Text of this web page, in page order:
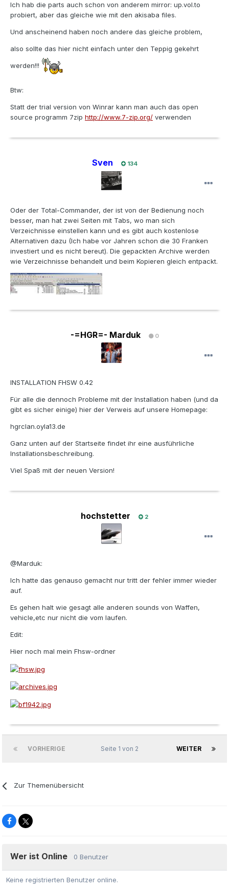
Ich hab die parts auch schon von anderem mirror: up.vol.to
probiert, aber das gleiche wie mit den akisaba files.
Und anscheinend haben noch andere das gleiche problem,
also sollte das hier nicht einfach unter den Teppig gekehrt
werden!!!
Btw:
Statt der trial version von Winrar kann man auch das open
source programm 7zip http://www.7-zip.org/ verwenden
Sven 134
Oder der Total-Commander, der ist von der Bedienung noch
besser, man hat zwei Seiten mit Tabs, wo man sich
Verzeichnisse einstellen kann und es gibt auch kostenlose
Alternativen dazu (Ich habe vor Jahren schon die 30 Franken
investiert und es nicht bereut). Die gepackten Archive werden
wie Verzeichnisse behandelt und beim Kopieren gleich entpackt.
-=HGR=- Marduk 0
INSTALLATION FHSW 0.42
Für alle die dennoch Probleme mit der Installation haben (und da
gibt es sicher einige) hier der Verweis auf unsere Homepage:
hgrclan.oyla13.de
Ganz unten auf der Startseite findet ihr eine ausführliche
Installationsbeschreibung.
Viel Spaß mit der neuen Version!
hochstetter 2
@Marduk:
Ich hatte das genauso gemacht nur tritt der fehler immer wieder
auf.
Es gehen halt wie gesagt alle anderen sounds von Waffen,
vehicle,etc nur nicht die vom laufen.
Edit:
Hier noch mal mein Fhsw-ordner
VORHERIGE WEITER
Seite 1 von 2
Zur Themenübersicht
Wer ist Online 0 Benutzer
Keine registrierten Benutzer online.